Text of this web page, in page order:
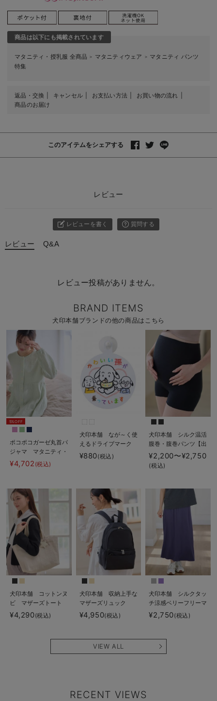
商品は以下にも掲載されています
マタニティ・授乳服 全商品 ＞ マタニティウェア ＞ マタニティ パンツ
特集
返品・交換 キャンセル お支払い方法
お買い物の流れ
商品のお届け
このアイテムをシェアする
レビュー
レビューを書く 質問する
レビュー Q&A
レビュー投稿がありません。
BRAND ITEMS
犬印本舗ブランドの他の商品はこちら
5%OFF
ポコポコガーゼ丸首パ
ジャマ マタニティ・
授乳パジャマ【産後も
長く着れる】
ルシ）
¥4,702 (税込)
犬印本舗 なが～く使
えるドライブマーク
¥880(税込)
犬印本舗 シルク温活
腹巻・腹巻パンツ【出
産後も長く使える】
¥2,200〜¥2,750
(税込)
犬印本舗 コットンヌ
ビ マザーズトート
ポーチ付
¥4,290(税込)
犬印本舗 収納上手な
マザーズリュック
¥4,950(税込)
犬印本舗 シルクタッ
チ涼感ベリーフリーマ
キシスカート マタニ
ティ・産後【出産後も
¥2,750(税込)
VIEW ALL
RECENT VIEWS